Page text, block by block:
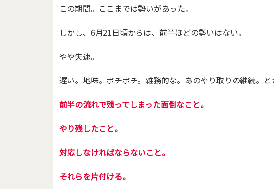
この期間。ここまでは勢いがあった。
しかし、6月21日頃からは、前半ほどの勢いはない。
やや失速。
遅い。地味。ボチボチ。雑務的な。あのやり取りの継続。と
前半の流れで残ってしまった面倒なこと。
やり残したこと。
対応しなければならないこと。
それらを片付ける。